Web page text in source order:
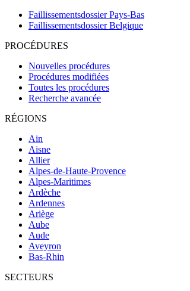
Faillissementsdossier Pays-Bas
Faillissementsdossier Belgique
PROCÉDURES
Nouvelles procédures
Procédures modifiées
Toutes les procédures
Recherche avancée
RÉGIONS
Ain
Aisne
Allier
Alpes-de-Haute-Provence
Alpes-Maritimes
Ardèche
Ardennes
Ariège
Aube
Aude
Aveyron
Bas-Rhin
SECTEURS